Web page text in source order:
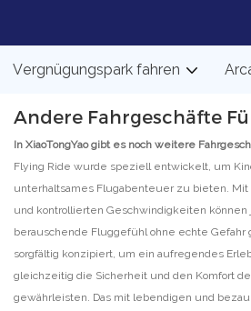
Vergnügungspark fahren
Andere Fahrgeschäfte
In XiaoTongYao gibt es noch weitere
Flying Ride wurde speziell entwickelt, um
unterhaltsames Flugabenteuer zu bieten.
und kontrollierten Geschwindigkeiten können
berauschende Fluggefühl ohne echte Gefahr
sorgfältig konzipiert, um ein aufregendes
gleichzeitig die Sicherheit und den Komfort
gewährleisten. Das mit lebendigen und